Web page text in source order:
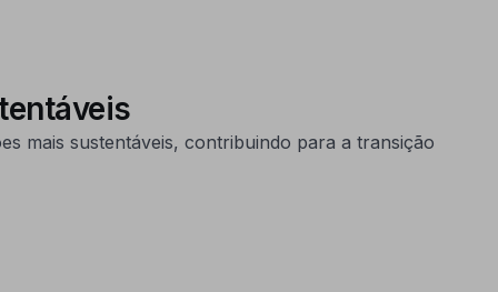
mais sustentáveis, contribuindo para a transição